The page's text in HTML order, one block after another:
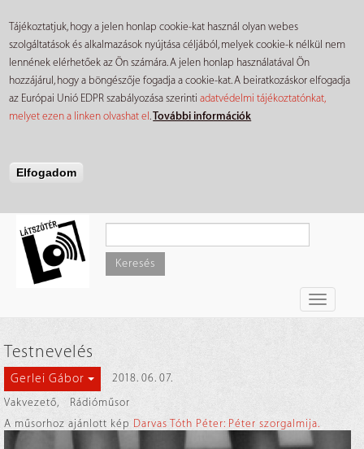
Tájékoztatjuk, hogy a jelen honlap cookie-kat használ olyan webes
szolgáltatások és alkalmazások nyújtása céljából, melyek cookie-k nélkül nem
lennének elérhetőek az Ön számára. A jelen honlap használatával Ön
hozzájárul, hogy a böngészője fogadja a cookie-kat. A beiratkozáskor elfogadja
az Európai Unió EDPR szabályozása szerintiadatvédelmi tájékoztatónkat,
melyet ezen a linken olvashat el.További információk
Elfogadom
tartalomra
Keresés
Toggle
Testnevelés
Gerlei Gábor
2018. 06. 07.
Vakvezető,
Rádióműsor
A műsorhoz ajánlott kép Darvas Tóth Péter: Péter szorgalmija.